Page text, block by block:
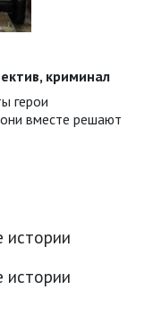
криминал
герои
вместе решают
истории
истории